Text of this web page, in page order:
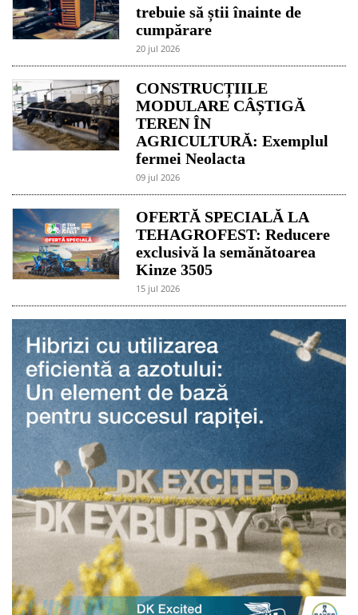
trebuie să știi înainte de
cumpărare
20 jul 2026
CONSTRUCȚIILE
MODULARE CÂȘTIGĂ
TEREN ÎN
AGRICULTURĂ: Exemplul
fermei Neolacta
09 jul 2026
OFERTĂ SPECIALĂ LA
TEHAGROFEST: Reducere
exclusivă la semănătoarea
Kinze 3505
15 jul 2026